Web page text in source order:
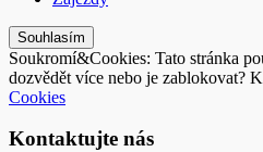
Soukromí&Cookies: Tato stránka
dozvědět více nebo je zablokovat?
Cookies
Kontaktujte nás